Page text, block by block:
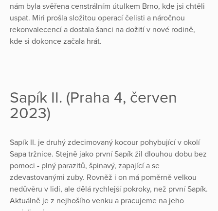
nám byla svěřena censtrálním útulkem Brno, kde jsi chtěli
uspat. Miri prošla složitou operací čelisti a náročnou
rekonvalecencí a dostala šanci na dožití v nové rodině,
kde si dokonce začala hrát.
Sapík II. (Praha 4, červen
2023)
Sapík II. je druhý zdecimovaný kocour pohybující v okolí
Sapa tržnice. Stejně jako první Sapík žil dlouhou dobu bez
pomoci - plný parazitů, špinavý, zapající a se
zdevastovanými zuby. Rovněž i on má poměrně velkou
nedůvěru v lidi, ale dělá rychlejší pokroky, než první Sapík.
Aktuálně je z nejhošího venku a pracujeme na jeho